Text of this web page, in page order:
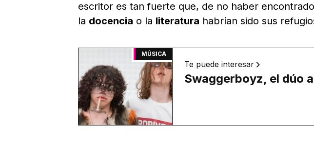
escritor es tan fuerte que, de no haber
la docencia o la literatura habrían sido sus
MÚSICA
Te puede interesar
Swaggerboyz, el dúo